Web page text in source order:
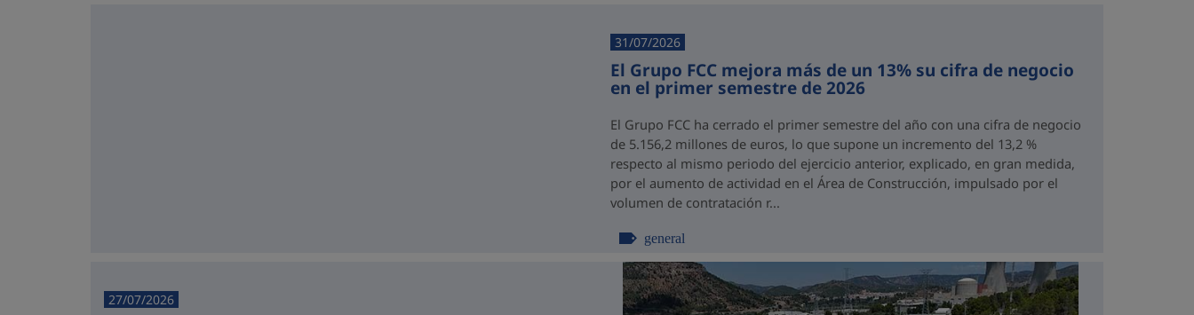
31/07/2026
El Grupo FCC mejora más de un 13% su cifra de negocio
en el primer semestre de 2026
El Grupo FCC ha cerrado el primer semestre del año con una cifra de negocio
de 5.156,2 millones de euros, lo que supone un incremento del 13,2 %
respecto al mismo periodo del ejercicio anterior, explicado, en gran medida,
por el aumento de actividad en el Área de Construcción, impulsado por el
volumen de contratación r...
general
27/07/2026